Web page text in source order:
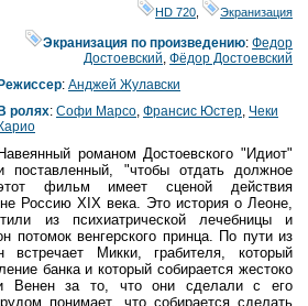
HD 720 Экранизация
Экранизация по произведению:Федор
Достоевский ,Фёдор Достоевский
: Анджей Жулавски
ролях: Софи Марсо Франсис Юстер Чеки
романом Достоевского "Идиот"
поставленный, "чтобы отдать должное
фильм имеет сценой действия
Россию XIX века. Это история о Леоне,
из психиатрической лечебницы и
потомок венгерского принца. По пути из
Микки, грабителя, который
банка и который собирается жестоко
Венен за то, что они сделали с его
понимает, что собирается сделать